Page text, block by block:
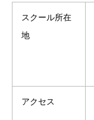
スクール所在
地
アクセス